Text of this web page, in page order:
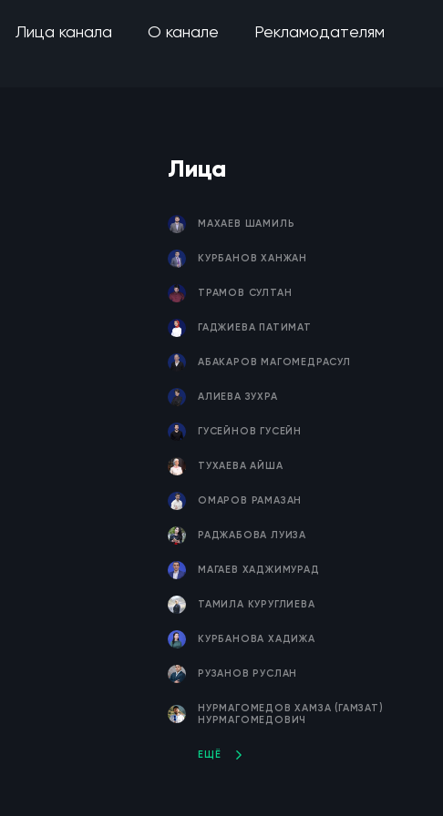
Лица канала О канале Рекламодателям
Лица
МАХАЕВ ШАМИЛЬ
КУРБАНОВ ХАНЖАН
ТРАМОВ СУЛТАН
ГАДЖИЕВА ПАТИМАТ
АБАКАРОВ МАГОМЕДРАСУЛ
АЛИЕВА ЗУХРА
ГУСЕЙНОВ ГУСЕЙН
ТУХАЕВА АЙША
ОМАРОВ РАМАЗАН
РАДЖАБОВА ЛУИЗА
МАГАЕВ ХАДЖИМУРАД
ТАМИЛА КУРУГЛИЕВА
КУРБАНОВА ХАДИЖА
РУЗАНОВ РУСЛАН
НУРМАГОМЕДОВ ХАМЗА (ГАМЗАТ)
НУРМАГОМЕДОВИЧ
ЕЩЁ